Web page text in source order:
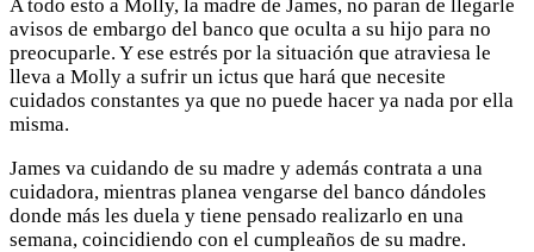
A todo esto a Molly, la madre de James, no paran de llegarle
avisos de embargo del banco que oculta a su hijo para no
preocuparle. Y ese estrés por la situación que atraviesa le
lleva a Molly a sufrir un ictus que hará que necesite
cuidados constantes ya que no puede hacer ya nada por ella
misma.
James va cuidando de su madre y además contrata a una
cuidadora, mientras planea vengarse del banco dándoles
donde más les duela y tiene pensado realizarlo en una
semana, coincidiendo con el cumpleaños de su madre.